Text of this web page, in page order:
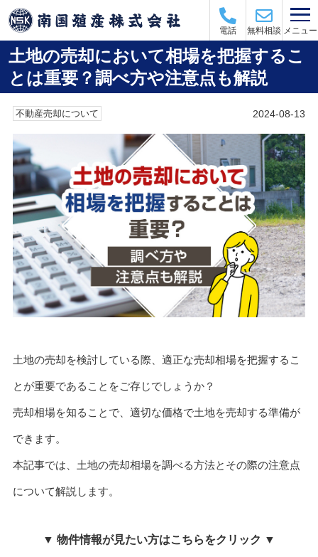
電話 無料相談 メニュー
土地の売却において相場を把握するこ
とは重要？調べ方や注意点も解説
不動産売却について 2024-08-13
土地の売却を検討している際、適正な売却相場を把握するこ
とが重要であることをご存じでしょうか？
売却相場を知ることで、適切な価格で土地を売却する準備が
できます。
本記事では、土地の売却相場を調べる方法とその際の注意点
について解説します。
▼ 物件情報が見たい方はこちらをクリック ▼